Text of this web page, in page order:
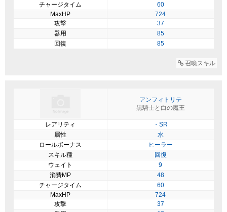
チャージタイム
60
MaxHP
724
攻撃
37
器用
85
回復
85
召喚スキル
アンフィトリテ
黒騎士と白の魔王
レアリティ
・SR
属性
水
ロールボーナス
ヒーラー
スキル種
回復
ウェイト
9
消費MP
48
チャージタイム
60
MaxHP
724
攻撃
37